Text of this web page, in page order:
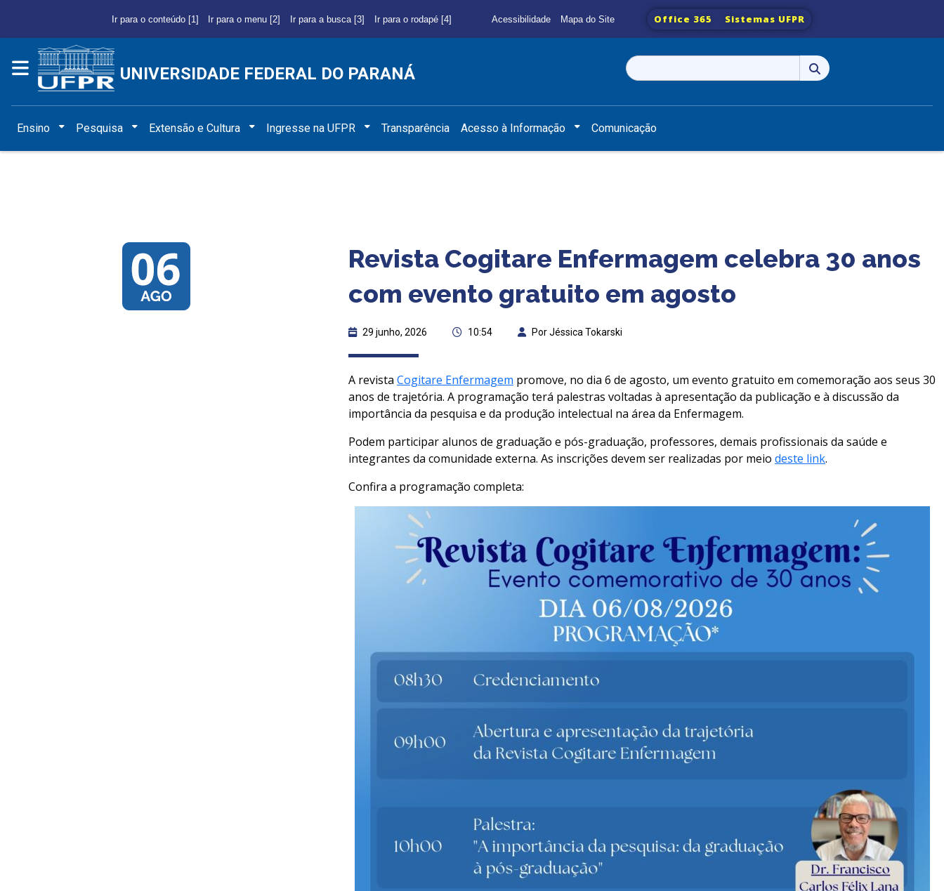
Ir para o conteúdo [1] Ir para o menu [2] Ir para a busca [3] Ir para o rodapé [4] Acessibilidade Mapa do Site Office 365 Sistemas UFPR
UNIVERSIDADE FEDERAL DO PARANÁ
Pesquisar
por:
Ensino Pesquisa Extensão e Cultura Ingresse na UFPR Transparência Acesso à Informação Comunicação
Revista Cogitare Enfermagem celebra 30 anos
com evento gratuito em agosto
29 junho, 2026 10:54 Por Jéssica Tokarski
A revista Cogitare Enfermagem promove, no dia 6 de agosto, um evento gratuito em comemoração aos seus 30
anos de trajetória. A programação terá palestras voltadas à apresentação da publicação e à discussão da
importância da pesquisa e da produção intelectual na área da Enfermagem.
Podem participar alunos de graduação e pós-graduação, professores, demais profissionais da saúde e
integrantes da comunidade externa. As inscrições devem ser realizadas por meio deste link.
Confira a programação completa: